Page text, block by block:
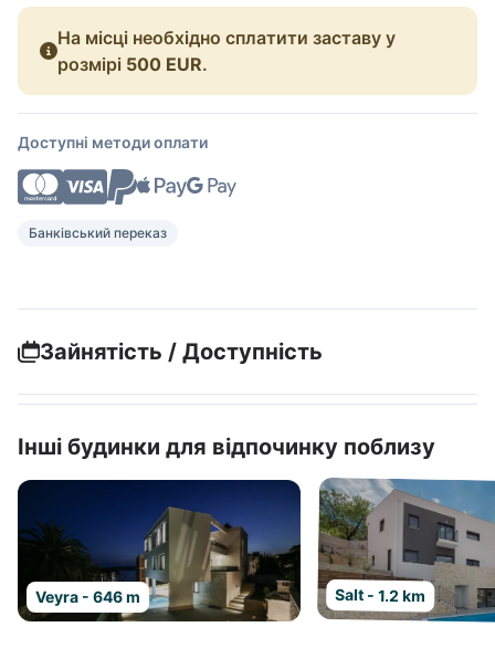
На місці необхідно сплатити заставу у
розмірі 500 EUR.
Доступні методи оплати
Банківський переказ
Зайнятість / Доступність
Інші будинки для відпочинку поблизу
Veyra - 646 m Salt - 1.2 km